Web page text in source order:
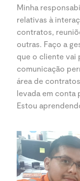
Minha
relativas à
contratos,
outras. Faço a
que o cliente vai
comunicação
área de
levada em conta
Estou